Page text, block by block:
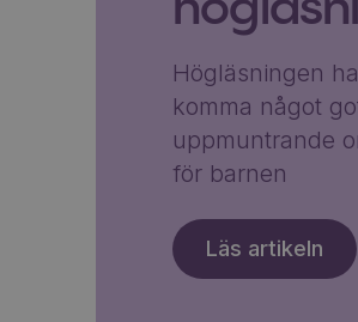
Högläsningen
komma något
uppmuntrande
för barnen
Läs artikeln